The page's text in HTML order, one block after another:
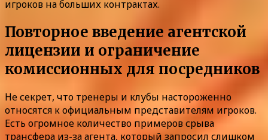
игроков на больших контрактах.
Повторное введение агентской
лицензии и ограничение
комиссионных для посредников
Не секрет, что тренеры и клубы настороженно
относятся к официальным представителям игроков.
Есть огромное количество примеров срыва
трансфера из-за агента, который запросил слишком